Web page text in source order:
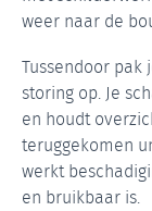
weer naar de
Tussendoor
storing op. Je
en houdt
teruggekomen
werkt
en bruikbaar is.